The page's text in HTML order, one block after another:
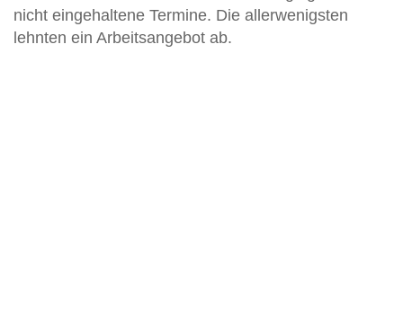
nicht eingehaltene Termine. Die allerwenigsten
lehnten ein Arbeitsangebot ab.